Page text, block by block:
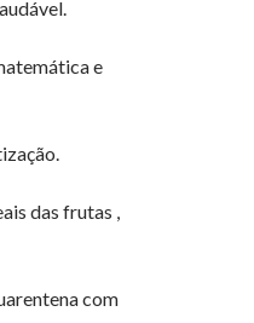
e
das frutas ,
com